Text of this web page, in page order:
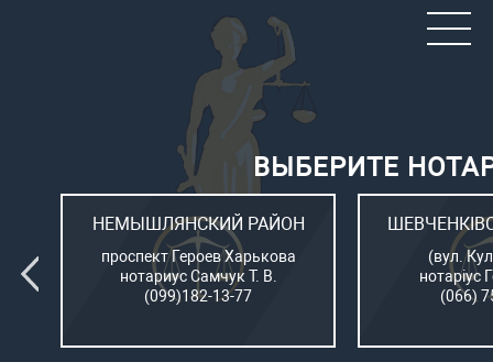
ВЫБЕРИТЕ
НЕМЫШЛЯНСКИЙ РАЙОН
проспект Героев Харькова
нотариус Самчук Т. В.
(099)182-13-77
(вул.
нотаріус
(066)